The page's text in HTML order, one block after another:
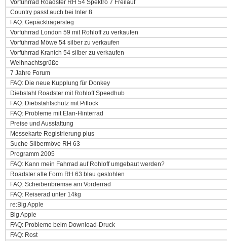
Vorführrad Roadster RH 54 Spektro 7 Freilauf
Country passt auch bei Inter 8
FAQ: Gepäckträgersteg
Vorführrad London 59 mit Rohloff zu verkaufen
Vorführrad Möwe 54 silber zu verkaufen
Vorführrad Kranich 54 silber zu verkaufen
Weihnachtsgrüße
7 Jahre Forum
FAQ: Die neue Kupplung für Donkey
Diebstahl Roadster mit Rohloff Speedhub
FAQ: Diebstahlschutz mit Pitlock
FAQ: Probleme mit Elan-Hinterrad
Preise und Ausstattung
Messekarte Registrierung plus
Suche Silbermöve RH 63
Programm 2005
FAQ: Kann mein Fahrrad auf Rohloff umgebaut werden?
Roadster alte Form RH 63 blau gestohlen
FAQ: Scheibenbremse am Vorderrad
FAQ: Reiserad unter 14kg
re:Big Apple
Big Apple
FAQ: Probleme beim Download-Druck
FAQ: Rost